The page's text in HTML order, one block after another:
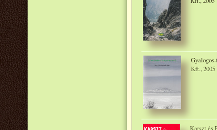
Kft., 2005
Karszt és